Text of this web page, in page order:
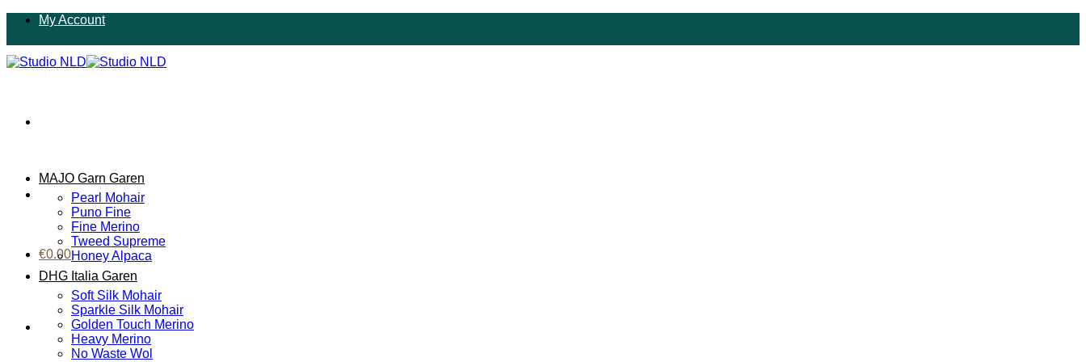
inhoud
My Account
€0.00
MAJO Garn Garen
Pearl Mohair
Puno Fine
Fine Merino
Tweed Supreme
Honey Alpaca
DHG Italia Garen
Soft Silk Mohair
Sparkle Silk Mohair
Golden Touch Merino
Heavy Merino
No Waste Wol